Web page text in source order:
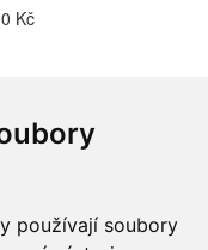
používají soubory
Kč